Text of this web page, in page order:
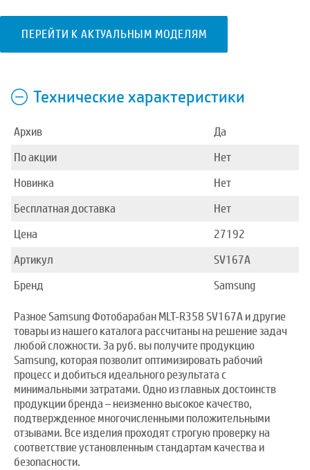
ПЕРЕЙТИ К АКТУАЛЬНЫМ МОДЕЛЯМ
Технические характеристики
Архив
Да
По акции
Нет
Новинка
Нет
Бесплатная доставка
Нет
Цена
27192
Артикул
SV167A
Бренд
Samsung
Разное Samsung Фотобарабан MLT-R358 SV167A и другие
товары из нашего каталога рассчитаны на решение задач
любой сложности. За руб. вы получите продукцию
Samsung, которая позволит оптимизировать рабочий
процесс и добиться идеального результата с
минимальными затратами. Одно из главных достоинств
продукции бренда – неизменно высокое качество,
подтвержденное многочисленными положительными
отзывами. Все изделия проходят строгую проверку на
соответствие установленным стандартам качества и
безопасности.